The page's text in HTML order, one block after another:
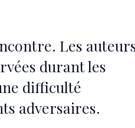
Les
durant les
difficulté
adversaires.